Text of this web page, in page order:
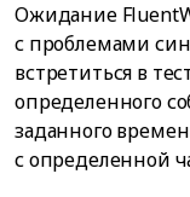
Ожидание
с проблемами
встретиться в
определенного
заданного
с определенной